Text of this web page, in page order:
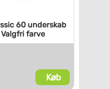
60 underskab
farve
Køb